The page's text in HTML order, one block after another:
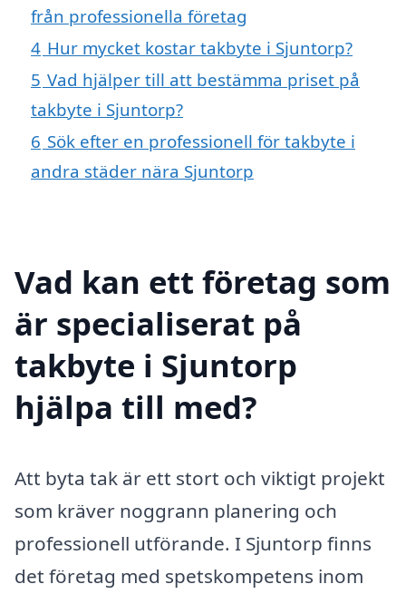
från professionella företag
4 Hur mycket kostar takbyte i Sjuntorp?
5 Vad hjälper till att bestämma priset på
takbyte i Sjuntorp?
6 Sök efter en professionell för takbyte i
andra städer nära Sjuntorp
Vad kan ett företag som
är specialiserat på
takbyte i Sjuntorp
hjälpa till med?
Att byta tak är ett stort och viktigt projekt
som kräver noggrann planering och
professionell utförande. I Sjuntorp finns
det företag med spetskompetens inom